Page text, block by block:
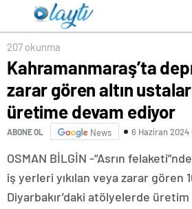
devam ediyor
207 okunma
Kahramanmaraş’ta
zarar gören altın
üretime devam ediyor
ABONE OL News 6 Haziran 2024
OSMAN BİLGİN -“Asrın
iş yerleri yıkılan veya zarar gören
Diyarbakır’daki atölyelerde